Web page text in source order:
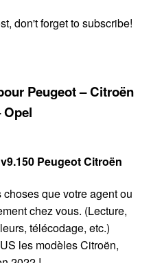
don't forget to subscribe!
Peugeot – Citroën
Opel
Peugeot Citroën
que votre agent ou
chez vous. (Lecture,
télécodage, etc.)
les modèles Citroën,